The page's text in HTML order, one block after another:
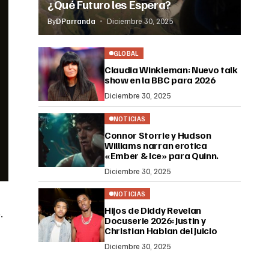
¿Qué Futuro les Espera?
ByDParranda Diciembre 30, 2025
GLOBAL
Claudia Winkleman: Nuevo talk
show en la BBC para 2026
Diciembre 30, 2025
NOTICIAS
Connor Storrie y Hudson
Williams narran erotica
«Ember & Ice» para Quinn.
Diciembre 30, 2025
NOTICIAS
Hijos de Diddy Revelan
Docuserie 2026: Justin y
Christian Hablan del Juicio
Diciembre 30, 2025